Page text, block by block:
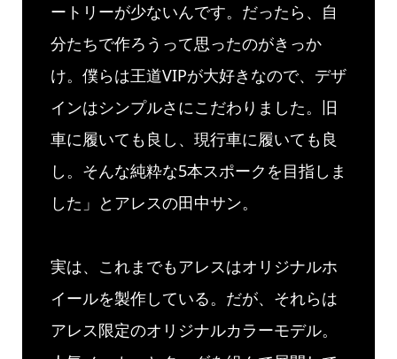
ートリーが少ないんです。だったら、自
分たちで作ろうって思ったのがきっか
け。僕らは王道VIPが大好きなので、デザ
インはシンプルさにこだわりました。旧
車に履いても良し、現行車に履いても良
し。そんな純粋な5本スポークを目指しま
した」とアレスの田中サン。
実は、これまでもアレスはオリジナルホ
イールを製作している。だが、それらは
アレス限定のオリジナルカラーモデル。